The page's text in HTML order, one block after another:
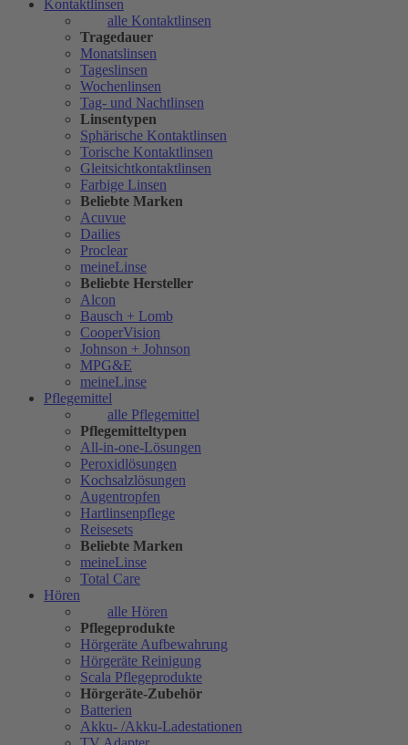
Kontaktlinsen
alle Kontaktlinsen
Tragedauer
Monatslinsen
Tageslinsen
Wochenlinsen
Tag- und Nachtlinsen
Linsentypen
Sphärische Kontaktlinsen
Torische Kontaktlinsen
Gleitsichtkontaktlinsen
Farbige Linsen
Beliebte Marken
Acuvue
Dailies
Proclear
meineLinse
Beliebte Hersteller
Alcon
Bausch + Lomb
CooperVision
Johnson + Johnson
MPG&E
meineLinse
Pflegemittel
alle Pflegemittel
Pflegemitteltypen
All-in-one-Lösungen
Peroxidlösungen
Kochsalzlösungen
Augentropfen
Hartlinsenpflege
Reisesets
Beliebte Marken
meineLinse
Total Care
Hören
alle Hören
Pflegeprodukte
Hörgeräte Aufbewahrung
Hörgeräte Reinigung
Scala Pflegeprodukte
Hörgeräte-Zubehör
Batterien
Akku- /Akku-Ladestationen